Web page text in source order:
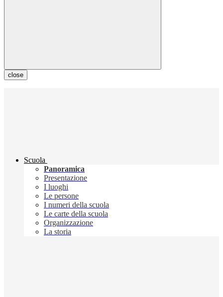
close
Scuola
Panoramica
Presentazione
I luoghi
Le persone
I numeri della scuola
Le carte della scuola
Organizzazione
La storia